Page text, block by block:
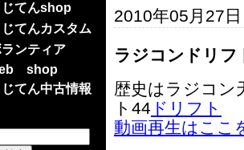
2010年05月27
ラジコンドリフ
歴史はラジコン
ト44 ドリフト
動画再生はここ
じてんshop
じてんカスタム
ンティア
shop
じてん中古情報